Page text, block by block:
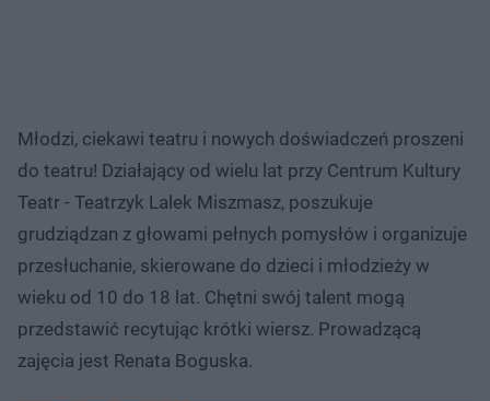
Młodzi, ciekawi teatru i nowych doświadczeń proszeni
do teatru! Działający od wielu lat przy Centrum Kultury
Teatr - Teatrzyk Lalek Miszmasz, poszukuje
grudziądzan z głowami pełnych pomysłów i organizuje
przesłuchanie, skierowane do dzieci i młodzieży w
wieku od 10 do 18 lat. Chętni swój talent mogą
przedstawić recytując krótki wiersz. Prowadzącą
zajęcia jest Renata Boguska.